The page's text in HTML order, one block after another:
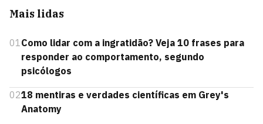
Mais lidas
01Como lidar com a ingratidão? Veja 10 frases para
responder ao comportamento, segundo
psicólogos
0218 mentiras e verdades científicas em Grey's
Anatomy